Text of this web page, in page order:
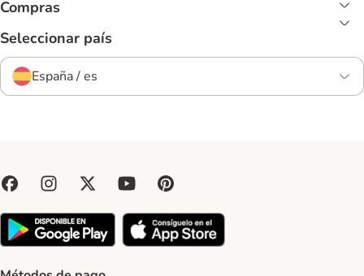
Compras
Seleccionar país
España / es